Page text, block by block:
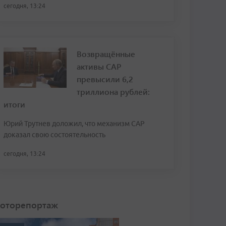
сегодня, 13:24
Возвращённые
активы САР
превысили 6,2
триллиона рублей:
итоги
Юрий Трутнев доложил, что механизм САР
доказал свою состоятельность
сегодня, 13:24